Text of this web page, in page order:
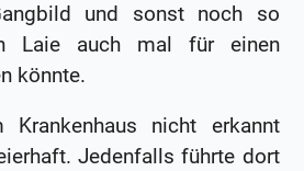
und sonst noch so
Laie auch mal für einen
könnte.
nicht erkannt
Jedenfalls führte dort